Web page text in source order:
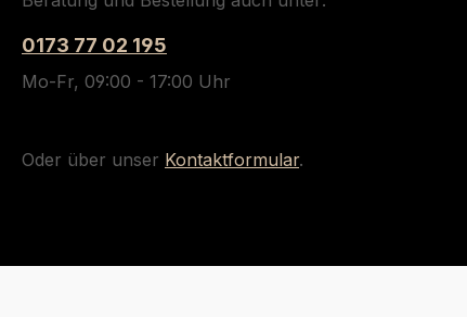
0173 77 02 195
Mo-Fr, 09:00 - 17:00 Uhr
Oder über unser Kontaktformular.